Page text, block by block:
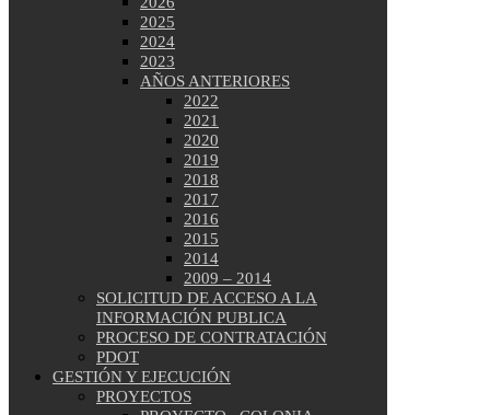
2025
2024
2023
AÑOS ANTERIORES
2022
2021
2020
2019
2018
2017
2016
2015
2014
2009 – 2014
SOLICITUD DE ACCESO A LA
INFORMACIÓN PUBLICA
PROCESO DE CONTRATACIÓN
PDOT
GESTIÓN Y EJECUCIÓN
PROYECTOS